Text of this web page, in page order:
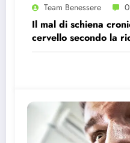
Team Benessere 0
Il mal di schiena
cervello secondo la